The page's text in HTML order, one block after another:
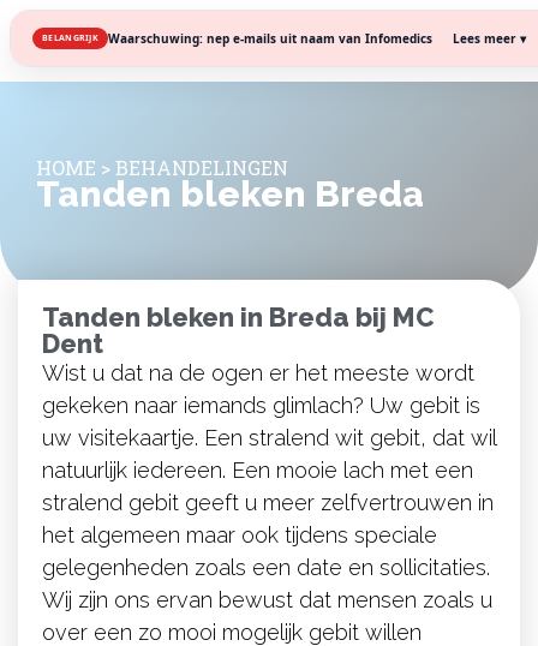
BELANGRIJK Waarschuwing: nep e-mails uit naam van Infomedics Lees meer ▾
HOME >BEHANDELINGEN
Tanden bleken Breda
Tanden bleken in Breda bij MC
Dent
Wist u dat na de ogen er het meeste wordt
gekeken naar iemands glimlach? Uw gebit is
uw visitekaartje. Een stralend wit gebit, dat wil
natuurlijk iedereen. Een mooie lach met een
stralend gebit geeft u meer zelfvertrouwen in
het algemeen maar ook tijdens speciale
gelegenheden zoals een date en sollicitaties.
Wij zijn ons ervan bewust dat mensen zoals u
over een zo mooi mogelijk gebit willen